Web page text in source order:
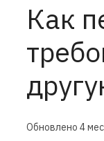
Как
Обновлено 4